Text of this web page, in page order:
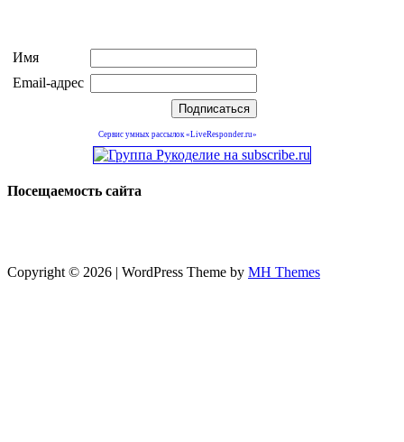
Имя
Email-адрес
Сервис умных рассылок «LiveResponder.ru»
Посещаемость сайта
Copyright © 2026 | WordPress Theme by MH Themes